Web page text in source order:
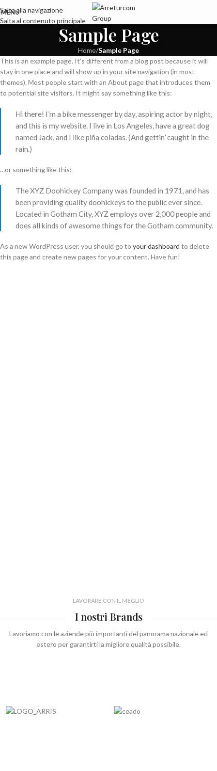
Salta alla navigazione
Salta al contenuto principale
MENU
Sample Page
Home/Sample Page
This is an example page. It’s different from a blog post because it will
stay in one place and will show up in your site navigation (in most
themes). Most people start with an About page that introduces them
to potential site visitors. It might say something like this:
Hi there! I’m a bike messenger by day, aspiring actor by night,
and this is my website. I live in Los Angeles, have a great dog
named Jack, and I like piña coladas. (And gettin’ caught in the
rain.)
…or something like this:
The XYZ Doohickey Company was founded in 1971, and has
been providing quality doohickeys to the public ever since.
Located in Gotham City, XYZ employs over 2,000 people and
does all kinds of awesome things for the Gotham community.
As a new WordPress user, you should go to your dashboard to delete
this page and create new pages for your content. Have fun!
LAVORARE CON IL MEGLIO
I nostri Brands
Lavoriamo con le aziende più importanti del panorama nazionale ed
estero per garantirti la migliore qualità possibile.